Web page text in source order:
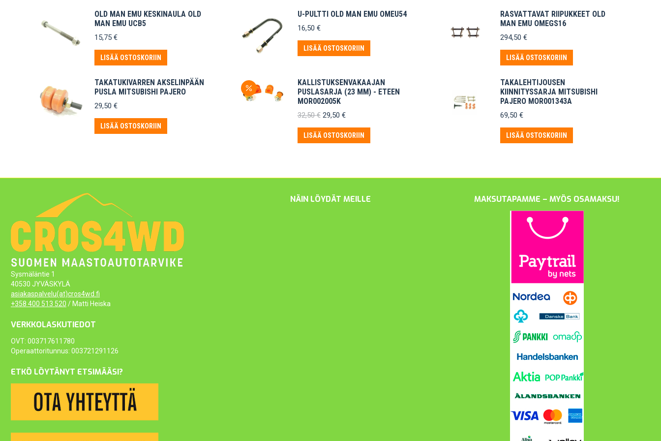
OLD MAN EMU KESKINAULA OLD
MAN EMU UCB5
15,75 €
LISÄÄ OSTOSKORIIN
U-PULTTI OLD MAN EMU OMEU54
16,50 €
LISÄÄ OSTOSKORIIN
RASVATTAVAT RIIPUKKEET OLD
MAN EMU OMEGS16
294,50 €
LISÄÄ OSTOSKORIIN
TAKATUKIVARREN AKSELINPÄÄN
PUSLA MITSUBISHI PAJERO
29,50 €
LISÄÄ OSTOSKORIIN
KALLISTUKSENVAKAAJAN
PUSLASARJA (23 MM) - ETEEN
MOR002005K
32,50€ Alkuperäinen
oli:
32,50 €.
29,50 €Nykyinen
on:
29,50 €.
LISÄÄ OSTOSKORIIN
TAKALEHTIJOUSEN
KIINNITYSSARJA MITSUBISHI
PAJERO MOR001343A
69,50 €
LISÄÄ OSTOSKORIIN
Sysmäläntie 1
40530 JYVÄSKYLÄ
asiakaspalvelu(at)cros4wd.fi
+358 400 513 520 / Matti Heiska
VERKKOLASKUTIEDOT
OVT: 003717611780
Operaattoritunnus: 003721291126
ETKÖ LÖYTÄNYT ETSIMÄÄSI?
NÄIN LÖYDÄT MEILLE MAKSUTAPAMME – MYÖS OSAMAKSU!